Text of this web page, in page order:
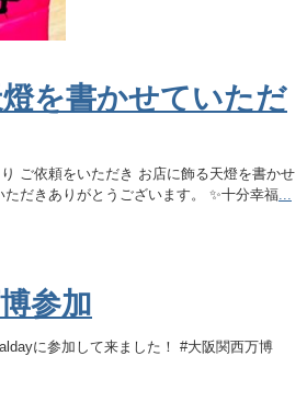
を書かせていただ
ご依頼をいただき お店に飾る天燈を書かせ
だきありがとうございます。 ✨十分幸福...
参加
に参加して来ました！ #大阪関西万博